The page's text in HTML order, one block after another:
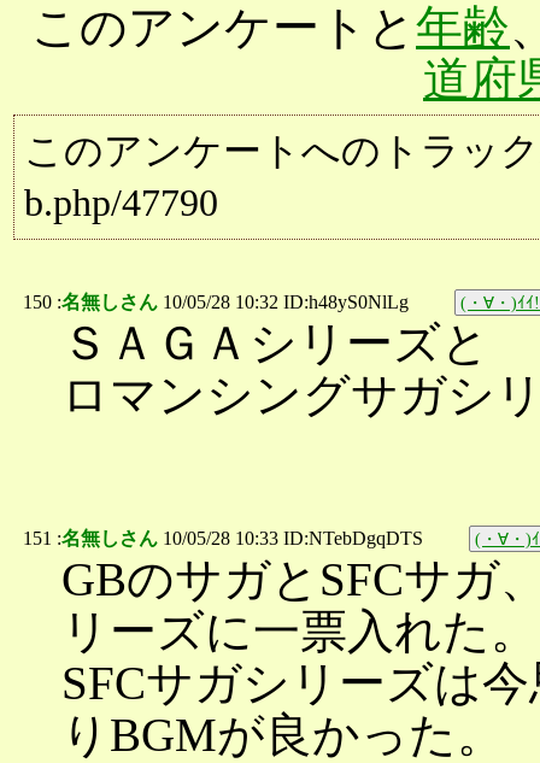
このアンケートと 年齢
道府
このアンケートへのトラッ
b.php/47790
150 :名無しさん 10/05/28 10:32 ID:h48yS0NlLg (・∀・)ｲｲ
ＳＡＧＡシリーズと
ロマンシングサガシ
151 :名無しさん 10/05/28 10:33 ID:NTebDgqDTS (・∀・)
GBのサガとSFCサガ
リーズに一票入れた。
SFCサガシリーズは
りBGMが良かった。